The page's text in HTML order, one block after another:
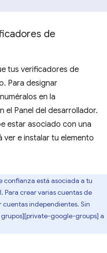
de
tus verificadores de
Para designar
en la
el Panel del desarrollador.
estar asociado con una
e instalar tu elemento
confianza está asociada a tu
Para crear varias cuentas de
independientes. Sin
google-groups] a